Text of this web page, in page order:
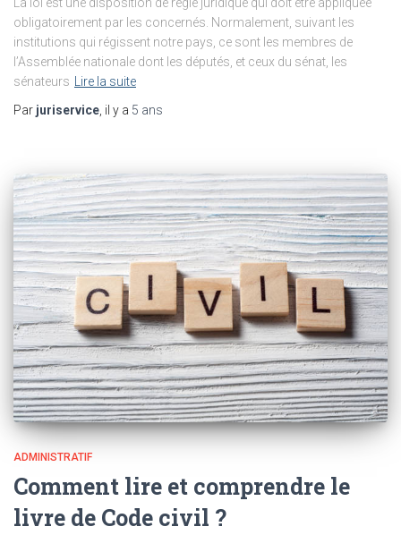
obligatoirement par les concernés. Normalement, suivant les
institutions qui régissent notre pays, ce sont les membres de
l’Assemblée nationale dont les députés, et ceux du sénat, les
sénateurs
Lire la suite
Par juriservice , il y a 5 ans
ADMINISTRATIF
Comment lire et comprendre le
livre de Code civil ?